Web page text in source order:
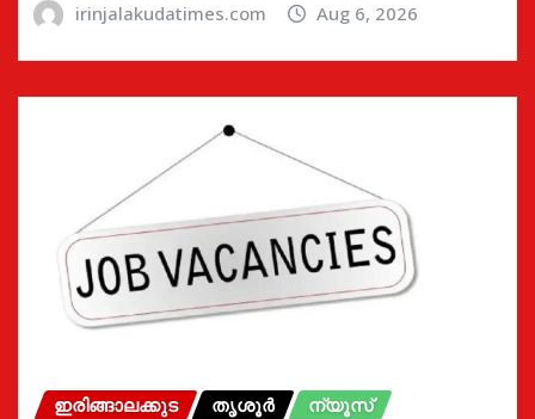
irinjalakudatimes.com Aug 6, 2026
ഇരിങ്ങാലക്കുട തൃശൂർ ന്യൂസ്